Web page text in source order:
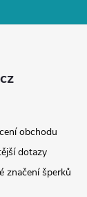
obchodu
dotazy
značení šperků